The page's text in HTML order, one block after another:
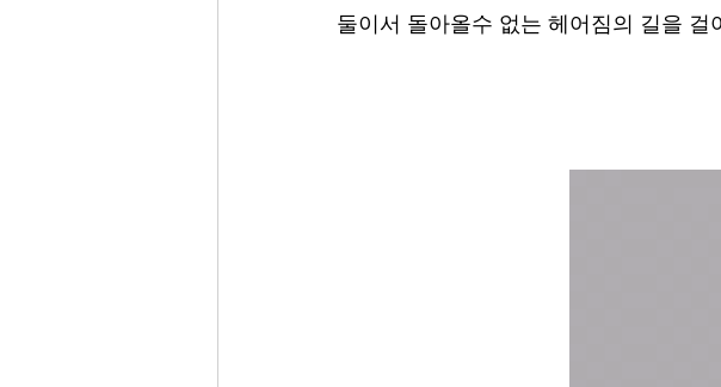
둘이서 돌아올수 없는 헤어짐의 길을 걸